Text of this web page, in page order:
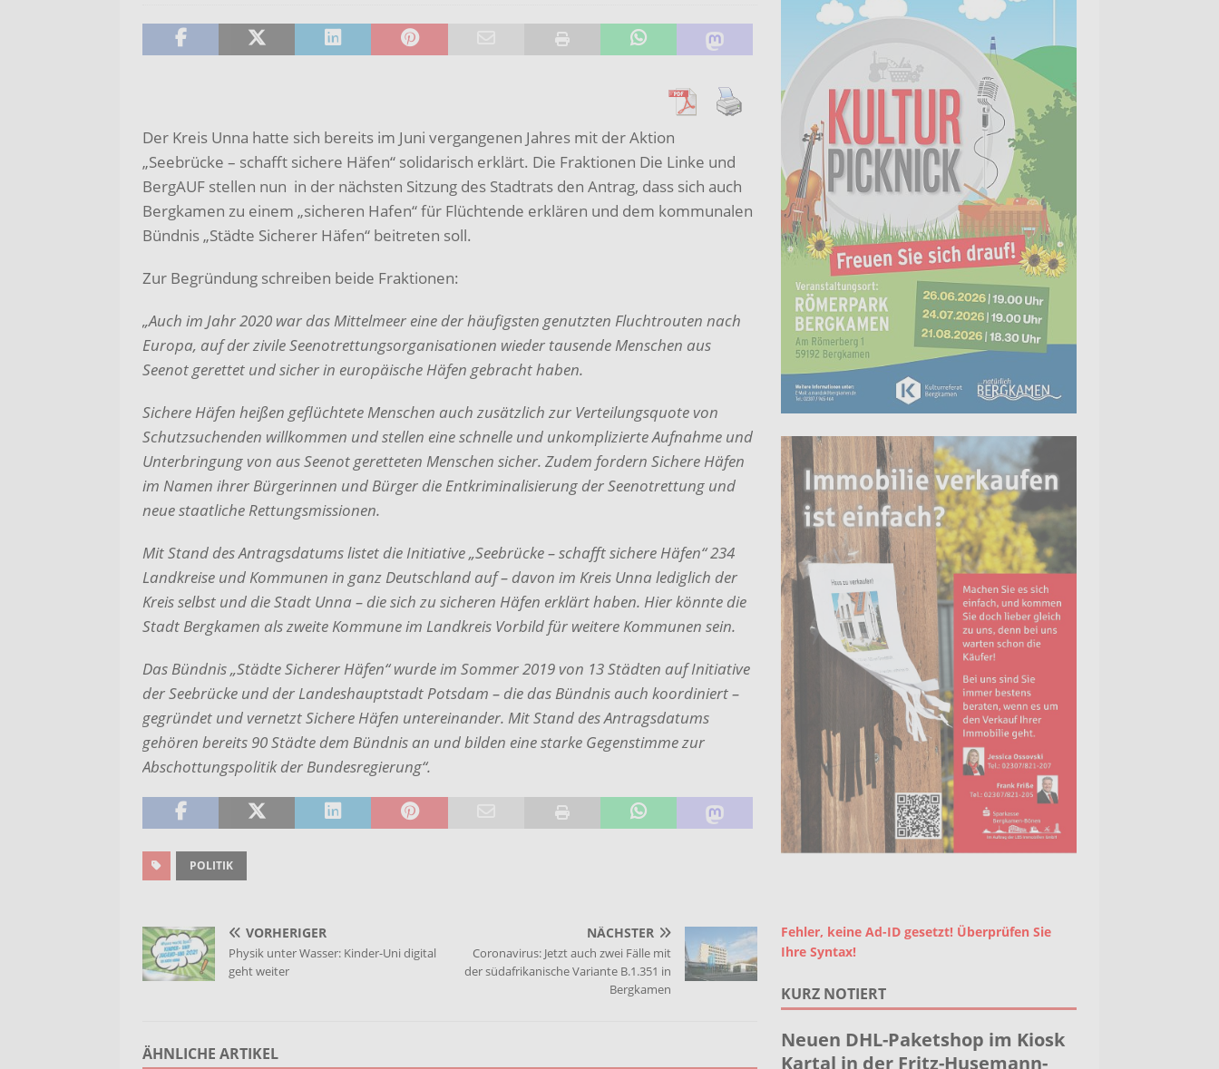
Der Kreis Unna hatte sich bereits im Juni vergangenen Jahres mit der Aktion
„Seebrücke – schafft sichere Häfen“ solidarisch erklärt. Die Fraktionen Die Linke und
BergAUF stellen nun in der nächsten Sitzung des Stadtrats den Antrag, dass sich auch
Bergkamen zu einem „sicheren Hafen“ für Flüchtende erklären und dem kommunalen
Bündnis „Städte Sicherer Häfen“ beitreten soll.
Zur Begründung schreiben beide Fraktionen:
„Auch im Jahr 2020 war das Mittelmeer eine der häufigsten genutzten Fluchtrouten nach
Eu­ropa, auf der zivile Seenotrettungsorganisationen wieder tausende Menschen aus
Seenot ge­rettet und sicher in europäische Häfen gebracht haben.
Sichere Häfen heißen geflüchtete Menschen auch zusätzlich zur Verteilungsquote von
Schutzsuchenden willkommen und stellen eine schnelle und unkomplizierte Aufnahme und
Unter­bringung von aus Seenot geretteten Menschen sicher. Zudem fordern Sichere Häfen
im Na­men ihrer Bürgerinnen und Bürger die Entkriminalisierung der Seenotrettung und
neue staat­liche Rettungsmissionen.
Mit Stand des Antragsdatums listet die Initiative „Seebrücke – schafft sichere Häfen“ 234
Land­kreise und Kommunen in ganz Deutschland auf – davon im Kreis Unna lediglich der
Kreis selbst und die Stadt Unna – die sich zu sicheren Häfen erklärt haben. Hier könnte die
Stadt Bergkamen als zweite Kommune im Landkreis Vorbild für weitere Kommunen sein.
Das Bündnis „Städte Sicherer Häfen“ wurde im Sommer 2019 von 13 Städten auf Initiative
der Seebrücke und der Landeshauptstadt Potsdam – die das Bündnis auch koordiniert –
gegründet und vernetzt Sichere Häfen untereinander. Mit Stand des Antragsdatums
gehören bereits 90 Städte dem Bündnis an und bilden eine starke Gegenstimme zur
Abschottungspolitik der Bun­desregierung“.
POLITIK
VORHERIGER
Physik unter Wasser: Kinder-Uni digital
geht weiter
NÄCHSTER
Coronavirus: Jetzt auch zwei Fälle mit
der südafrikanische Variante B.1.351 in
Bergkamen
ÄHNLICHE ARTIKEL
Fehler, keine Ad-ID gesetzt! Überprüfen Sie
Ihre Syntax!
KURZ NOTIERT
Neuen DHL-Paketshop im Kiosk
Kartal in der Fritz-Husemann-